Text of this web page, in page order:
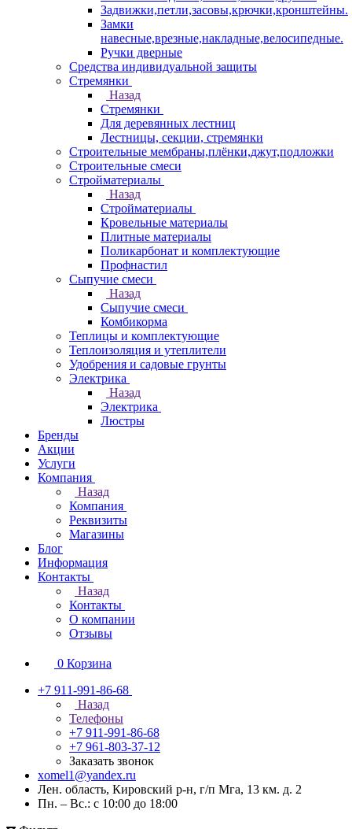
Задвижки,петли,засовы,крючки,кронштейны.
Замки
навесные,врезные,накладные,велосипедные.
Ручки дверные
Средства индивидуальной защиты
Стремянки
Назад
Стремянки
Для деревянных лестниц
Лестницы, секции, стремянки
Строительные мембраны,плёнки,джут,подложки
Строительные смеси
Стройматериалы
Назад
Стройматериалы
Кровельные материалы
Плитные материалы
Поликарбонат и комплектующие
Профнастил
Сыпучие смеси
Назад
Сыпучие смеси
Комбикорма
Теплицы и комплектующие
Теплоизоляция и утеплители
Удобрения и садовые грунты
Электрика
Назад
Электрика
Люстры
Бренды
Акции
Услуги
Компания
Назад
Компания
Реквизиты
Магазины
Блог
Информация
Контакты
Назад
Контакты
О компании
Отзывы
0 Корзина
+7 911-991-86-68
Назад
Телефоны
+7 911-991-86-68
+7 961-803-37-12
Заказать звонок
xomel1@yandex.ru
Лен. область, Кировский р-н, г/п Мга, 13 км. д. 2
Пн. – Вс.: с 10:00 до 18:00